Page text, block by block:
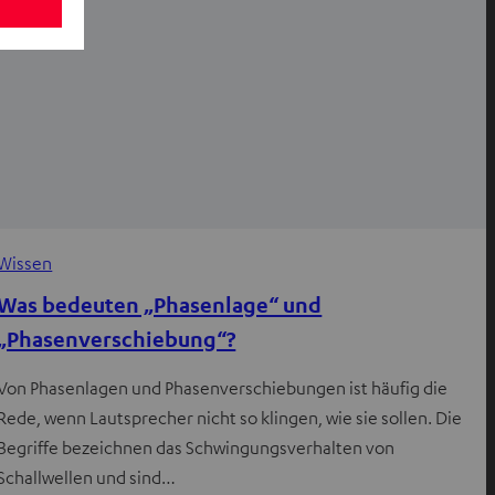
bedeuten „Phasenlage“ und
Phasenlagen und Phasenverschiebungen ist häufig die
wenn Lautsprecher nicht so klingen, wie sie sollen. Die
bezeichnen das Schwingungsverhalten von
und sind…